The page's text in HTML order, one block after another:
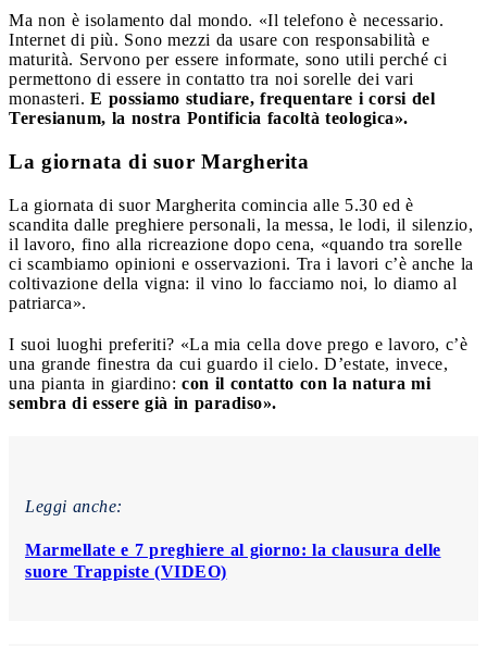
Ma non è isolamento dal mondo. «Il telefono è necessario.
Internet di più. Sono mezzi da usare con responsabilità e
maturità. Servono per essere informate, sono utili perché ci
permettono di essere in contatto tra noi sorelle dei vari
monasteri. E possiamo studiare, frequentare i corsi del
Teresianum, la nostra Pontificia facoltà teologica».
La giornata di suor Margherita
La giornata di suor Margherita comincia alle 5.30 ed è
scandita dalle preghiere personali, la messa, le lodi, il silenzio,
il lavoro, fino alla ricreazione dopo cena, «quando tra sorelle
ci scambiamo opinioni e osservazioni. Tra i lavori c’è anche la
coltivazione della vigna: il vino lo facciamo noi, lo diamo al
patriarca».
I suoi luoghi preferiti? «La mia cella dove prego e lavoro, c’è
una grande finestra da cui guardo il cielo. D’estate, invece,
una pianta in giardino: con il contatto con la natura mi
sembra di essere già in paradiso».
Leggi anche:
Marmellate e 7 preghiere al giorno: la clausura delle
suore Trappiste (VIDEO)